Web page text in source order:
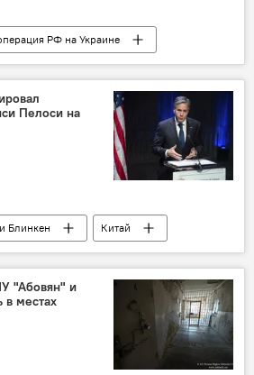
РФ на Украине
провокация
Пелоси на
Блинкен Китай
"Абовян" и
в местах